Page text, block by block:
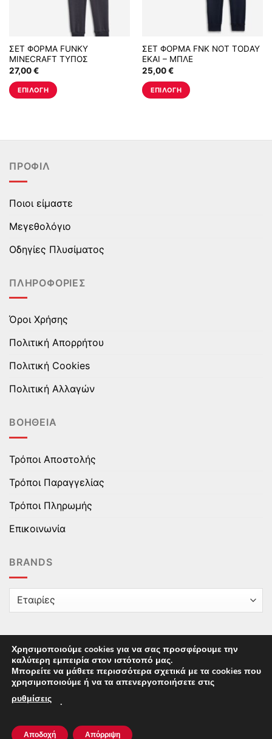
ΣΕΤ ΦΟΡΜΑ FUNKY
MINECRAFT ΤΥΠΟΣ
27,00€
ΕΠΙΛΟΓΉ
έχει
παραλλαγές.
Οι
μπορούν
επιλεγούν
στη
σελίδα
προϊόντος
ΣΕΤ ΦΟΡΜΑ FNK NOT TODAY
ΕΚΑΙ – ΜΠΛΕ
25,00€
ΕΠΙΛΟΓΉ
έχει
ΠΡΟΦΊΛ
Ποιοι είμαστε
Μεγεθολόγιο
Οδηγίες Πλυσίματος
ΠΛΗΡΟΦΟΡΊΕΣ
Όροι Χρήσης
Πολιτική Απορρήτου
Πολιτική Cookies
Πολιτική Αλλαγών
ΒΟΉΘΕΙΑ
Τρόποι Αποστολής
Τρόποι Παραγγελίας
Τρόποι Πληρωμής
Επικοινωνία
BRANDS
Copyright © 2025 epaidika.gr / All Rights Reserved /
Supported byStarten Development
Χρησιμοποιούμε cookies για να σας προσφέρουμε την
καλύτερη εμπειρία στον ιστότοπό μας.
Μπορείτε να μάθετε περισσότερα σχετικά με τα cookies που
χρησιμοποιούμε ή να τα απενεργοποιήσετε στις
ρυθμίσεις
.
Αποδοχή Απόρριψη
This site uses cookies to offer you a better browsing
experience. By browsing this website, you agree to our
ACCEPT